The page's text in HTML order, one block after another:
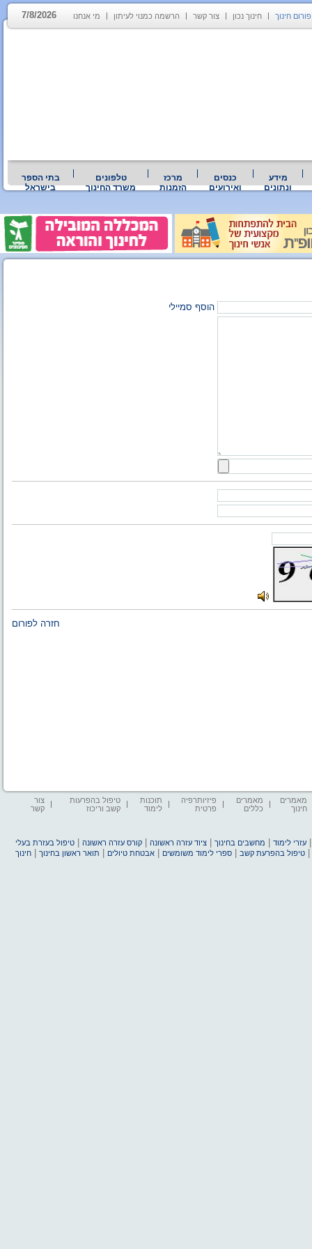
פורום חינוך חינוך נכון צור קשר הרשמה כמנוי לעיתון מי אנחנו 7/8/2026
מידע
ונתונים
כנסים
ואירועים
מרכז
הזמנות
טלפונים
משרד החינוך
בתי הספר
בישראל
הוסף סמיילי
חזרה לפורום
מאמרים
חינוך
מאמרים
כללים
פיזיותרפיה
פרטית
תוכנות
לימוד
טיפול בהפרעות
קשב וריכוז
צור
קשר
עזרי לימוד מחשבים בחינוך |ציוד עזרה ראשונה |קורס עזרה ראשונה |טיפול בעזרת בעלי
|טיפול בהפרעת קשב |ספרי לימוד משומשים |אבטחת טיולים תואר ראשון בחינוך |חינוך